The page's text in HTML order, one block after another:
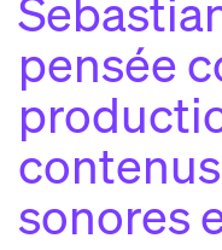
p
c
pensée
sonores